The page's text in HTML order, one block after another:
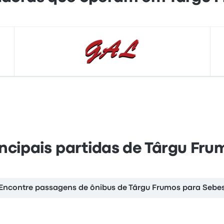
partidas de Târgu
passagens de ônibus de Târgu Frumos para